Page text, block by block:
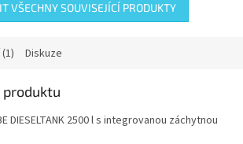
VŠECHNY SOUVISEJÍCÍ PRODUKTY
Diskuze
produktu
DIESELTANK 2500 l s integrovanou záchytnou